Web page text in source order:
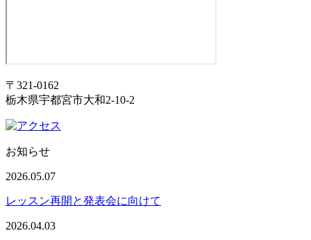
〒321-0162
栃木県宇都宮市大和2-10-2
お知らせ
2026.05.07
レッスン再開と発表会に向けて
2026.04.03